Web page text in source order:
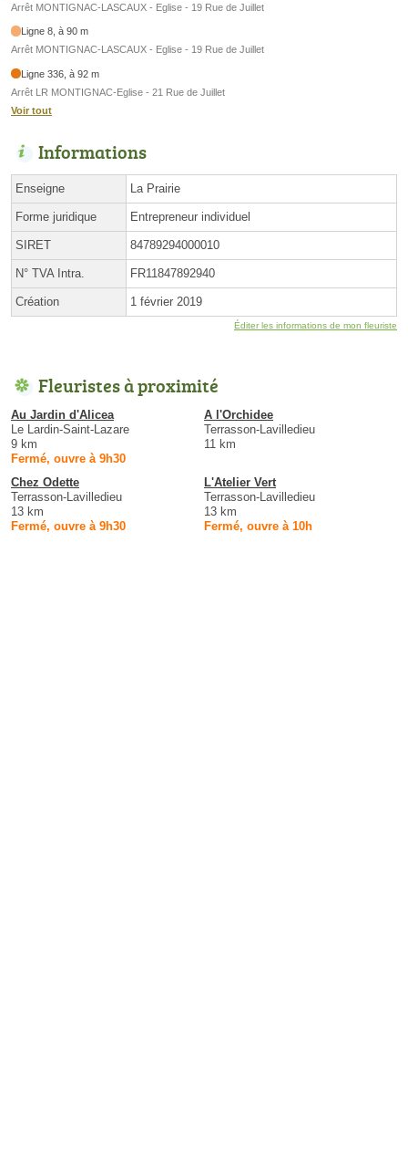
Arrêt MONTIGNAC-LASCAUX - Eglise - 19 Rue de Juillet
Ligne 8, à 90 m
Arrêt MONTIGNAC-LASCAUX - Eglise - 19 Rue de Juillet
Ligne 336, à 92 m
Arrêt LR MONTIGNAC-Eglise - 21 Rue de Juillet
Voir tout
Informations
Enseigne La Prairie
Forme juridique Entrepreneur individuel
SIRET 84789294000010
N° TVA Intra. FR11847892940
Création 1 février 2019
Éditer les informations de mon fleuriste
Fleuristes à proximité
Au Jardin d'Alicea
Le Lardin-Saint-Lazare
9 km
Fermé, ouvre à 9h30
A l'Orchidee
Terrasson-Lavilledieu
11 km
Chez Odette
Terrasson-Lavilledieu
13 km
Fermé, ouvre à 9h30
L'Atelier Vert
Terrasson-Lavilledieu
13 km
Fermé, ouvre à 10h